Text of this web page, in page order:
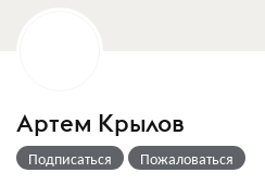
Артем Крылов
Подписаться Пожаловаться